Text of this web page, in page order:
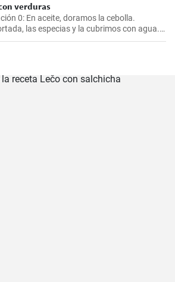
verduras
0: En aceite, doramos la cebolla.
las especias y la cubrimos con agua.
tierna. Luego, agregamos las verduras,
que todo esté suave. Finalmente
que hierva.